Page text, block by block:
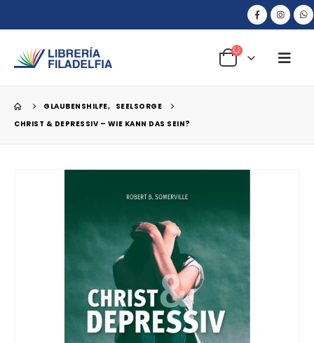
GLAUBENSHILFE, SEELSORGE
CHRIST & DEPRESSIV – WIE KANN DAS SEIN?